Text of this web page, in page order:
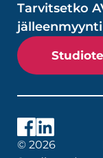
Tarvitsetko
© 2026